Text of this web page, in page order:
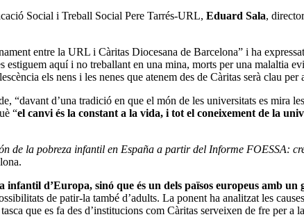
Social i Treball Social Pere Tarrés-URL, Eduard Sala,
entre la URL i Càritas Diocesana de Barcelona” i ha
aquí i no treballant en una mina, morts per una malaltia
els nens i les nenes que atenem des de Càritas serà clau per
“davant d’una tradició en que el món de les universitats es mira
“el canvi és la constant a la vida, i tot el coneixement de la
de la pobreza infantil en España a partir del Informe FOESSA:
infantil d’Europa, sinó que és un dels països europeus amb
de patir-la també d’adults. La ponent ha analitzat les
que es fa des d’institucions com Càritas serveixen de fre per